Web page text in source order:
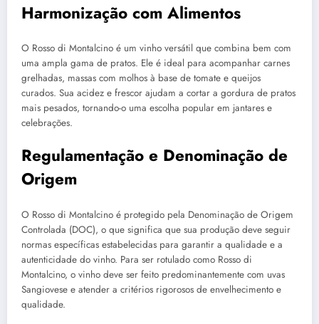
Harmonização com Alimentos
O Rosso di Montalcino é um vinho versátil que combina bem com
uma ampla gama de pratos. Ele é ideal para acompanhar carnes
grelhadas, massas com molhos à base de tomate e queijos
curados. Sua acidez e frescor ajudam a cortar a gordura de pratos
mais pesados, tornando-o uma escolha popular em jantares e
celebrações.
Regulamentação e Denominação de
Origem
O Rosso di Montalcino é protegido pela Denominação de Origem
Controlada (DOC), o que significa que sua produção deve seguir
normas específicas estabelecidas para garantir a qualidade e a
autenticidade do vinho. Para ser rotulado como Rosso di
Montalcino, o vinho deve ser feito predominantemente com uvas
Sangiovese e atender a critérios rigorosos de envelhecimento e
qualidade.